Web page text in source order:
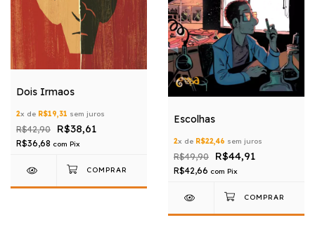
Dois Irmaos
2x de R$19,31 sem juros
R$42,90 R$38,61
R$36,68 com Pix
Escolhas
2x de R$22,46 sem juros
R$49,90 R$44,91
R$42,66 com Pix